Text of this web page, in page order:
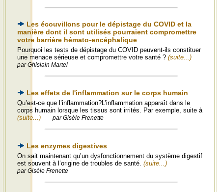
Les écouvillons pour le dépistage du COVID et la
manière dont il sont utilisés pourraient compromettre
votre barrière hémato-encéphalique
Pourquoi les tests de dépistage du COVID peuvent-ils constituer
une menace sérieuse et compromettre votre santé ? (suite...)
par Ghislain Martel
Les effets de l'inflammation sur le corps humain
Qu’est-ce que l’inflammation?L’inflammation apparaît dans le
corps humain lorsque les tissus sont irrités. Par exemple, suite à
(suite...)
par Gisèle Frenette
Les enzymes digestives
On sait maintenant qu’un dysfonctionnement du système digestif
est souvent à l’origine de troubles de santé. (suite...)
par Gisèle Frenette